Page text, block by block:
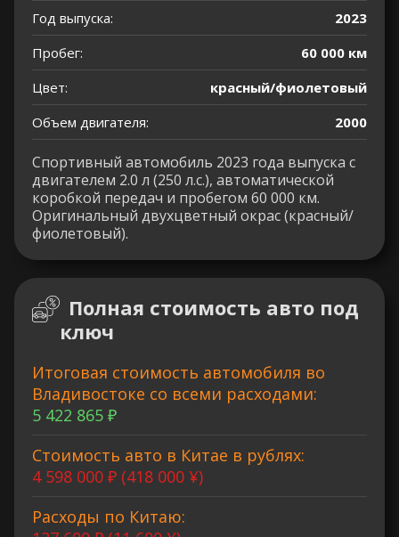
Год выпуска:
2023
Пробег:
60 000 км
Цвет:
красный/фиолетовый
Объем двигателя:
2000
Спортивный автомобиль 2023 года выпуска с
двигателем 2.0 л (250 л.с.), автоматической
коробкой передач и пробегом 60 000 км.
Оригинальный двухцветный окрас (красный/
фиолетовый).
Полная стоимость авто под
ключ
Итоговая стоимость автомобиля во
Владивостоке со всеми расходами:
5 422 865 ₽
Стоимость авто в Китае в рублях:
4 598 000 ₽ (418 000 ¥)
Расходы по Китаю: